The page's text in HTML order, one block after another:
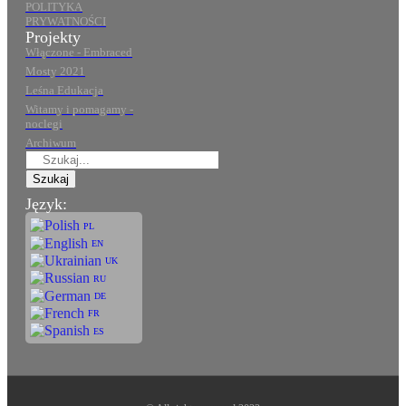
POLITYKA
PRYWATNOŚCI
Projekty
Włączone - Embraced
Mosty 2021
Leśna Edukacja
Witamy i pomagamy -
noclegi
Archiwum
Szukaj
Język:
PL
EN
UK
RU
DE
FR
ES